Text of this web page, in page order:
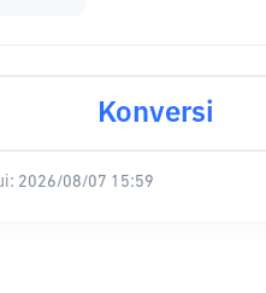
Konversi
2026/08/07 15:59